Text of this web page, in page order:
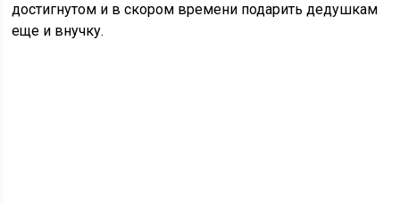
достигнутом и в скором времени подарить дедушкам
еще и внучку.